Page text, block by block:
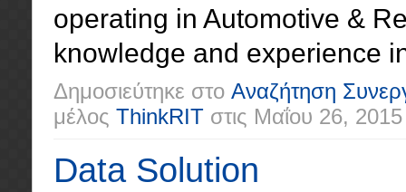
operating in Automotive &
knowledge and experience
Δημοσιεύτηκε στο Αναζήτηση
μέλος ThinkRIT στις Μαΐου 26, 2015
Data Solution